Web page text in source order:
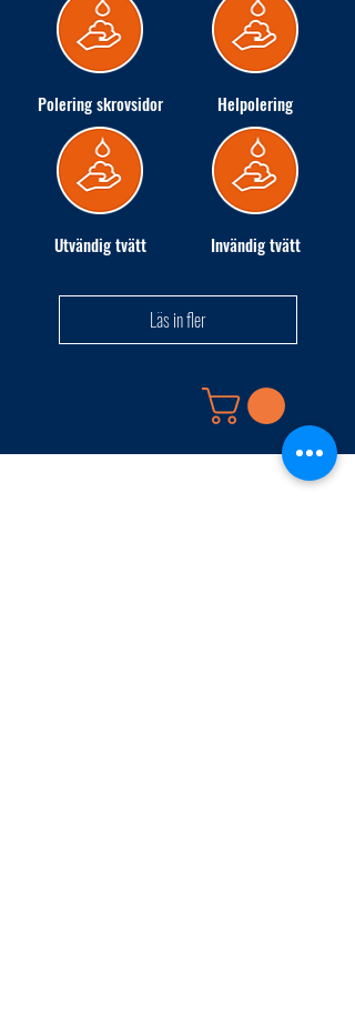
Polering skrovsidor Helpolering
Utvändig tvätt Invändig tvätt
Läs in fler